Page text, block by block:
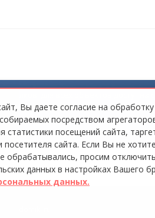
для всех объектов
доступом на территорию и
Вы даете согласие на
посредством
статистики посещений сайта,
посетителя сайта. Если Вы не
обрабатывались, просим
данных в настройках Вашего
данных.